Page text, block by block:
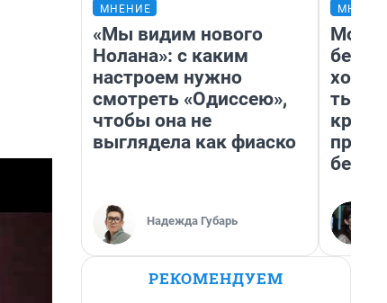
МНЕНИЕ
«Мы видим нового
Нолана»: с каким
настроем нужно
смотреть «Одиссею»,
чтобы она не
выглядела как фиаско
Надежда Губарь
Мой
РЕКОМЕНДУЕМ